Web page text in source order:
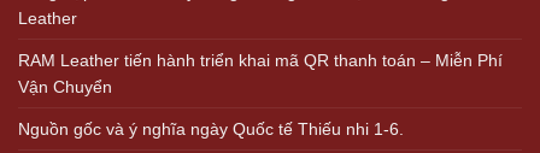
Leather
RAM Leather tiến hành triển khai mã QR thanh toán – Miễn Phí
Vận Chuyển
Nguồn gốc và ý nghĩa ngày Quốc tế Thiếu nhi 1-6.